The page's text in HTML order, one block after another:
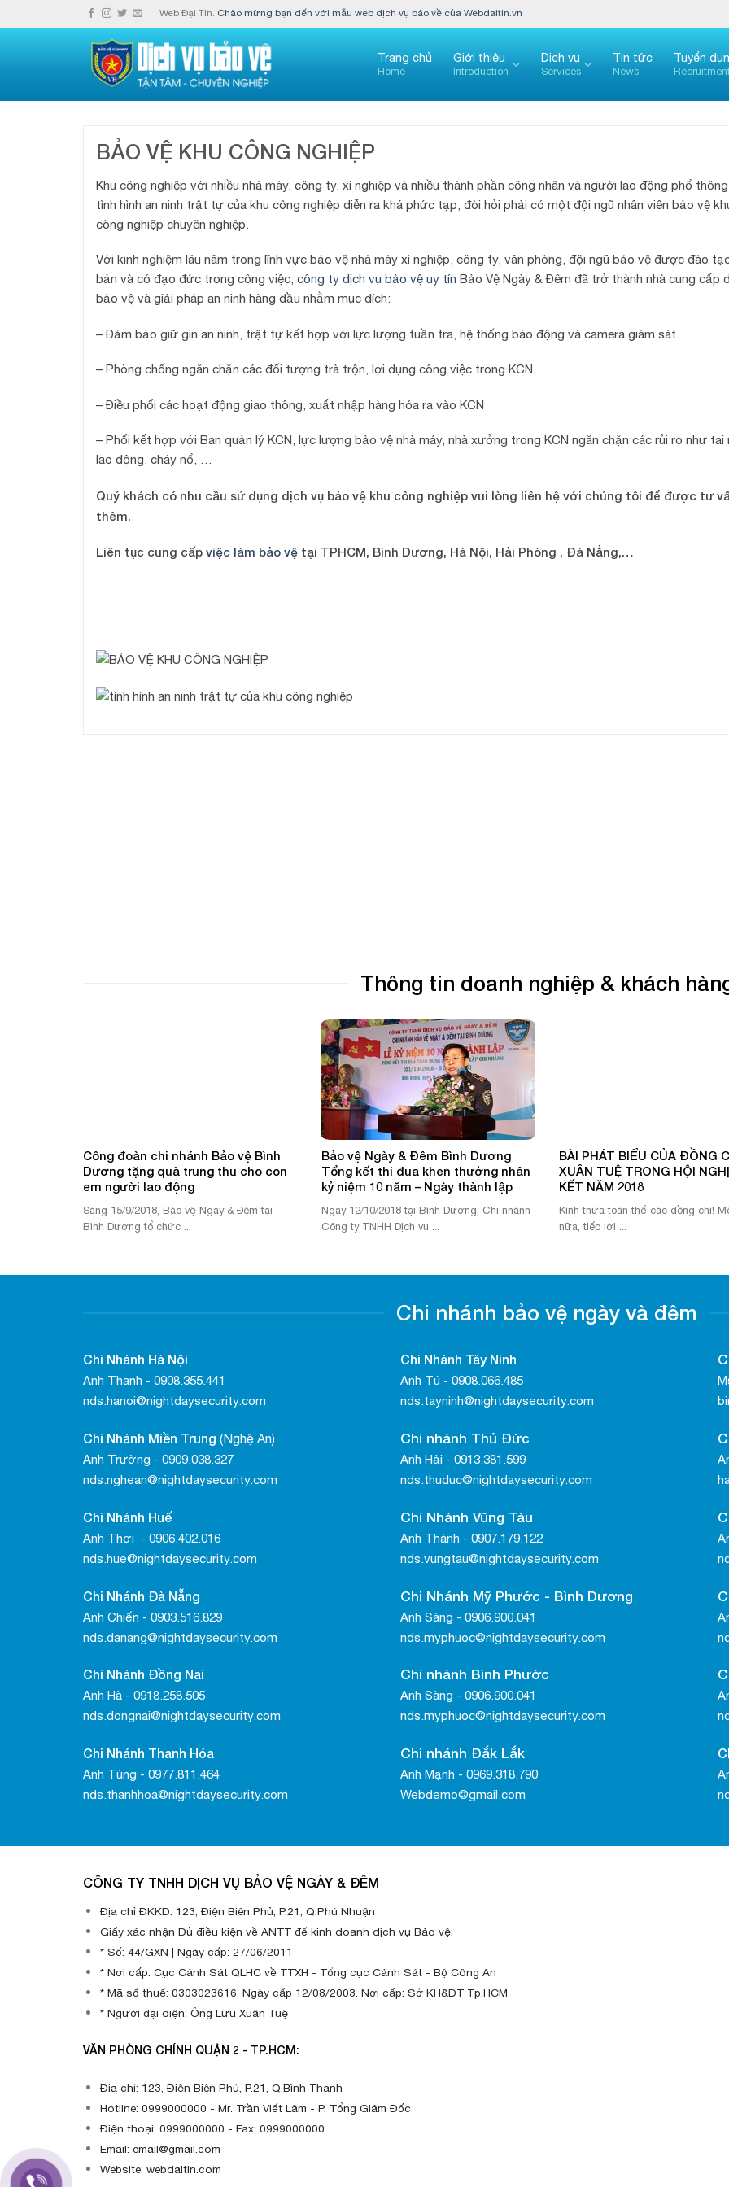
to
Web Đại Tín. Chào mừng bạn đến với mẫu web dịch vụ bảo về của Webdaitin.vn
Trang chủ
Home
Giới thiệu
Introduction
Dịch vụ
Services
Tin tức
News
Tuyển
BẢO VỆ KHU CÔNG NGHIỆP
Khu công nghiệp với nhiều nhà máy, công ty, xí nghiệp và nhiều thành phần công nhân và người lao động phổ
tình hình an ninh trật tự của khu công nghiệp diễn ra khá phức tạp, đòi hỏi phải có một đội ngũ nhân viên bảo vệ
công nghiệp chuyên nghiệp.
Với kinh nghiệm lâu năm trong lĩnh vực bảo vệ nhà máy xí nghiệp, công ty, văn phòng, đội ngũ bảo vệ được đào
bản và có đạo đức trong công việc, công ty dịch vụ bảo vệ uy tín Bảo Vệ Ngày & Đêm đã trở thành nhà cung cấp
bảo vệ và giải pháp an ninh hàng đầu nhằm mục đích:
– Đảm bảo giữ gìn an ninh, trật tự kết hợp với lực lượng tuần tra, hệ thống báo động và camera giám sát.
– Phòng chống ngăn chặn các đối tượng trà trộn, lợi dụng công việc trong KCN.
– Điều phối các hoạt động giao thông, xuất nhập hàng hóa ra vào KCN
– Phối kết hợp với Ban quản lý KCN, lực lượng bảo vệ nhà máy, nhà xưởng trong KCN ngăn chặn các rủi ro như tai
lao động, cháy nổ, …
Quý khách có nhu cầu sử dụng dịch vụ bảo vệ khu công nghiệp vui lòng liên hệ với chúng tôi để được tư
thêm.
Liên tục cung cấp việc làm bảo vệ tại TPHCM, Bình Dương, Hà Nội, Hải Phòng , Đà Nẳng,…
Thông tin doanh nghiệp & khách
Công đoàn chi nhánh Bảo vệ Bình
Dương tặng quà trung thu cho con
em người lao động
Sáng 15/9/2018, Bảo vệ Ngày & Đêm tại
Bình Dương tổ chức ...
Bảo vệ Ngày & Đêm Bình Dương
Tổng kết thi đua khen thưởng nhân
kỷ niệm 10 năm – Ngày thành lập
Ngày 12/10/2018 tại Bình Dương, Chi nhánh
Công ty TNHH Dịch vụ ...
BÀI PHÁT BIỂU CỦA ĐỒNG
XUÂN TUỆ TRONG HỘI
KẾT NĂM 2018
Kính thưa toàn thể các đồng chí!
nữa, tiếp lời ...
Chi nhánh bảo vệ ngày và đêm
Chi Nhánh Hà Nội
Anh Thanh - 0908.355.441
nds.hanoi@nightdaysecurity.com
Chi Nhánh Miền Trung (Nghệ An)
Anh Trường - 0909.038.327
nds.nghean@nightdaysecurity.com
Chi Nhánh Huế
Anh Thơi - 0906.402.016
nds.hue@nightdaysecurity.com
Chi Nhánh Đà Nẵng
Anh Chiến - 0903.516.829
nds.danang@nightdaysecurity.com
Chi Nhánh Đồng Nai
Anh Hà - 0918.258.505
nds.dongnai@nightdaysecurity.com
Chi Nhánh Thanh Hóa
Anh Tùng - 0977.811.464
nds.thanhhoa@nightdaysecurity.com
Chi Nhánh Tây Ninh
Anh Tú - 0908.066.485
nds.tayninh@nightdaysecurity.com
Chi nhánh Thủ Đức
Anh Hải - 0913.381.599
nds.thuduc@nightdaysecurity.com
Chi Nhánh Vũng Tàu
Anh Thành - 0907.179.122
nds.vungtau@nightdaysecurity.com
Chi Nhánh Mỹ Phước - Bình Dương
Anh Sàng - 0906.900.041
nds.myphuoc@nightdaysecurity.com
Chi nhánh Bình Phước
Anh Sàng - 0906.900.041
nds.myphuoc@nightdaysecurity.com
Chi nhánh Đắk Lắk
Anh Mạnh - 0969.318.790
Webdemo@gmail.com
CÔNG TY TNHH DỊCH VỤ BẢO VỆ NGÀY & ĐÊM
Địa chỉ ĐKKD: 123, Điện Biên Phủ, P.21, Q.Phú Nhuận
Giấy xác nhận Đủ điều kiện về ANTT để kinh doanh dịch vụ Bảo vệ:
* Số: 44/GXN | Ngày cấp: 27/06/2011
* Nơi cấp: Cục Cảnh Sát QLHC về TTXH - Tổng cục Cảnh Sát - Bộ Công An
* Mã số thuế: 0303023616. Ngày cấp 12/08/2003. Nơi cấp: Sở KH&ĐT Tp.HCM
* Người đại diện: Ông Lưu Xuân Tuệ
VĂN PHÒNG CHÍNH QUẬN 2 - TP.HCM:
Địa chỉ: 123, Điện Biên Phủ, P.21, Q.Bình Thạnh
Hotline: 0999000000 - Mr. Trần Viết Lâm - P. Tổng Giám Đốc
Điện thoại: 0999000000 - Fax: 0999000000
Email: email@gmail.com
Website: webdaitin.com